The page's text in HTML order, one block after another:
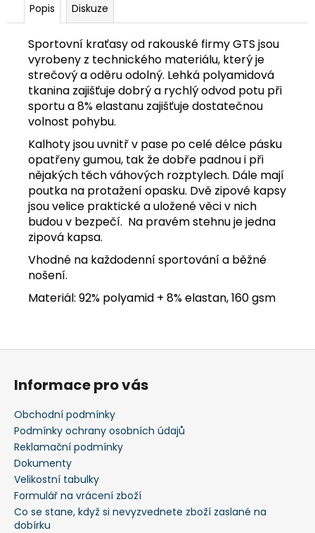
Popis Diskuze
Sportovní kraťasy od rakouské firmy GTS jsou
vyrobeny z technického materiálu, který je
strečový a oděru odolný. Lehká polyamidová
tkanina zajišťuje dobrý a rychlý odvod potu při
sportu a 8% elastanu zajišťuje dostatečnou
volnost pohybu.
Kalhoty jsou uvnitř v pase po celé délce pásku
opatřeny gumou, tak že dobře padnou i při
nějakých těch váhových rozptylech. Dále mají
poutka na protažení opasku. Dvě zipové kapsy
jsou velice praktické a uložené věci v nich
budou v bezpečí. Na pravém stehnu je jedna
zipová kapsa.
Vhodné na každodenní sportování a běžné
nošení.
Materiál: 92% polyamid + 8% elastan, 160 gsm
Původně:
1
590
Z
Informace pro vás
Obchodní podmínky
Podmínky ochrany osobních údajů
Reklamační podmínky
Dokumenty
Velikostní tabulky
Formulář na vrácení zboží
Co se stane, když si nevyzvednete zboží zaslané na
dobírku